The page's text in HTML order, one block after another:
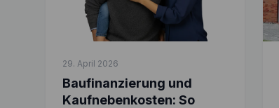
29. April 2026
Baufinanzierung und
Kaufnebenkosten: So